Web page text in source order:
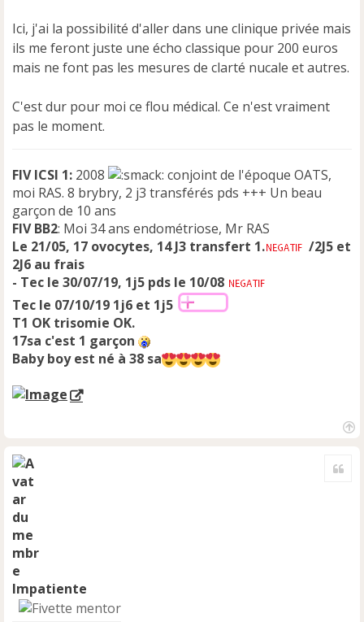
Ici, j'ai la possibilité d'aller dans une clinique privée mais
ils me feront juste une écho classique pour 200 euros
mais ne font pas les mesures de clarté nucale et autres.
C'est dur pour moi ce flou médical. Ce n'est vraiment
pas le moment.
FIV ICSI 1: 2008
conjoint de l'époque OATS,
moi RAS. 8 brybry, 2 j3 transférés pds +++ Un beau
garçon de 10 ans
FIV BB2: Moi 34 ans endométriose, Mr RAS
Le 21/05, 17 ovocytes, 14 J3 transfert 1.
/2J5 et
2J6 au frais
- Tec le 30/07/19, 1j5 pds le 10/08
Tec le 07/10/19 1j6 et 1j5
T1 OK trisomie OK.
17sa c'est 1 garçon
Baby boy est né à 38 sa
Impatiente